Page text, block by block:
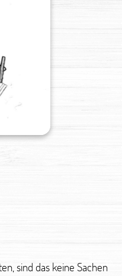
sind das keine Sachen